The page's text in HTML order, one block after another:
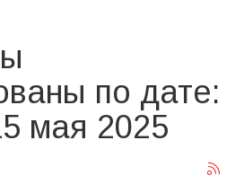
по дате:
мая 2025